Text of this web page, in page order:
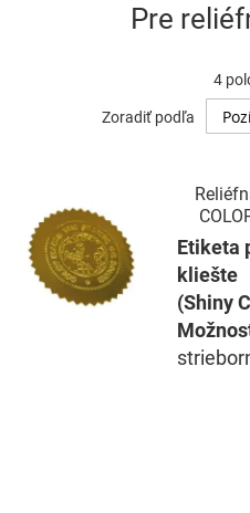
Pre
4
Zoradiť podľa
Etiketa
kliešte
(Shiny